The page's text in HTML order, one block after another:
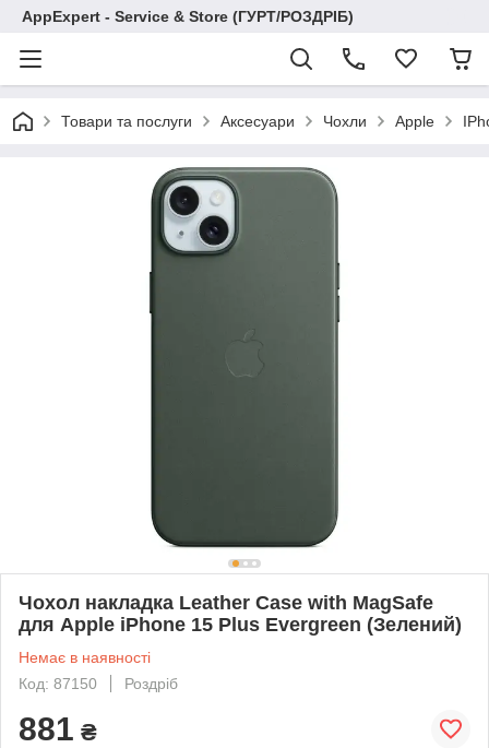
AppExpert - Service & Store (ГУРТ/РОЗДРІБ)
Товари та послуги Аксесуари Чохли Apple
Чохол накладка Leather Case with MagSafe
для Apple iPhone 15 Plus Evergreen (Зелений)
Немає в наявності
Код: 87150
Роздріб
881 ₴